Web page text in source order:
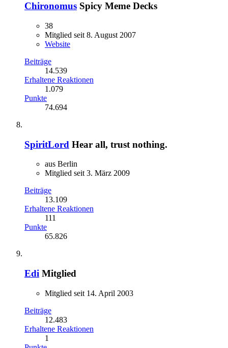
Chironomus Spicy Meme Decks
38
Mitglied seit 8. August 2007
Website
Beiträge
14.539
Erhaltene Reaktionen
1.079
Punkte
74.694
SpiritLord Hear all, trust nothing.
aus Berlin
Mitglied seit 3. März 2009
Beiträge
13.109
Erhaltene Reaktionen
111
Punkte
65.826
Edi Mitglied
Mitglied seit 14. April 2003
Beiträge
12.483
Erhaltene Reaktionen
1